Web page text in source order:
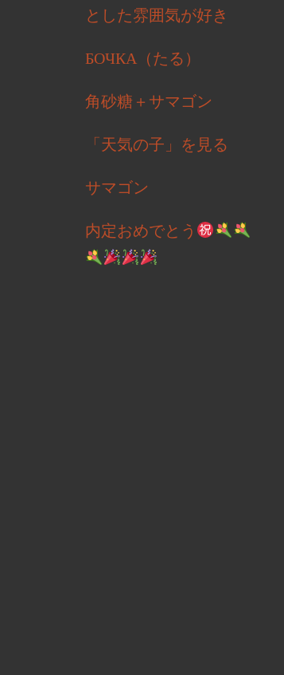
とした雰囲気が好き
БОЧКА（たる）
角砂糖＋サマゴン
「天気の子」を見る
サマゴン
内定おめでとう